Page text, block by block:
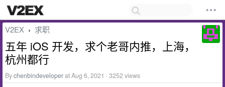
V2EX › 求职
五年 iOS 开发，求个老哥内推，上海，
杭州都行
Bychenbindeveloperat Aug 6, 2021 · 3252 views